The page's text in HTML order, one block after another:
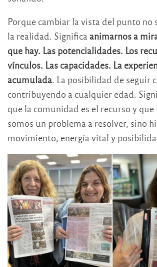
Porque cambiar la vista del punto no
la realidad. Significa animarnos a
que hay. Las potencialidades. Los
vínculos. Las capacidades. La
acumulada. La posibilidad de seguir
contribuyendo a cualquier edad.
que la comunidad es el recurso y que
somos un problema a resolver, sino
movimiento, energía vital y